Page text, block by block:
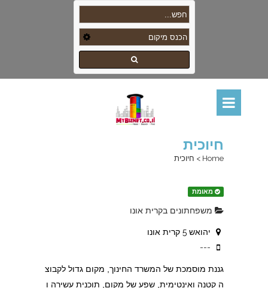
חיוכית
Home
> חיוכית
מאומת
משפחתונים בקרית אונו
יהואש 5 קרית אונו
---
גננת מוסמכת של המשרד החינוך, מקום גדול לקבוצ
ה קטנה ואינטימית, שפע של מקום, תוכנית עשירה ו